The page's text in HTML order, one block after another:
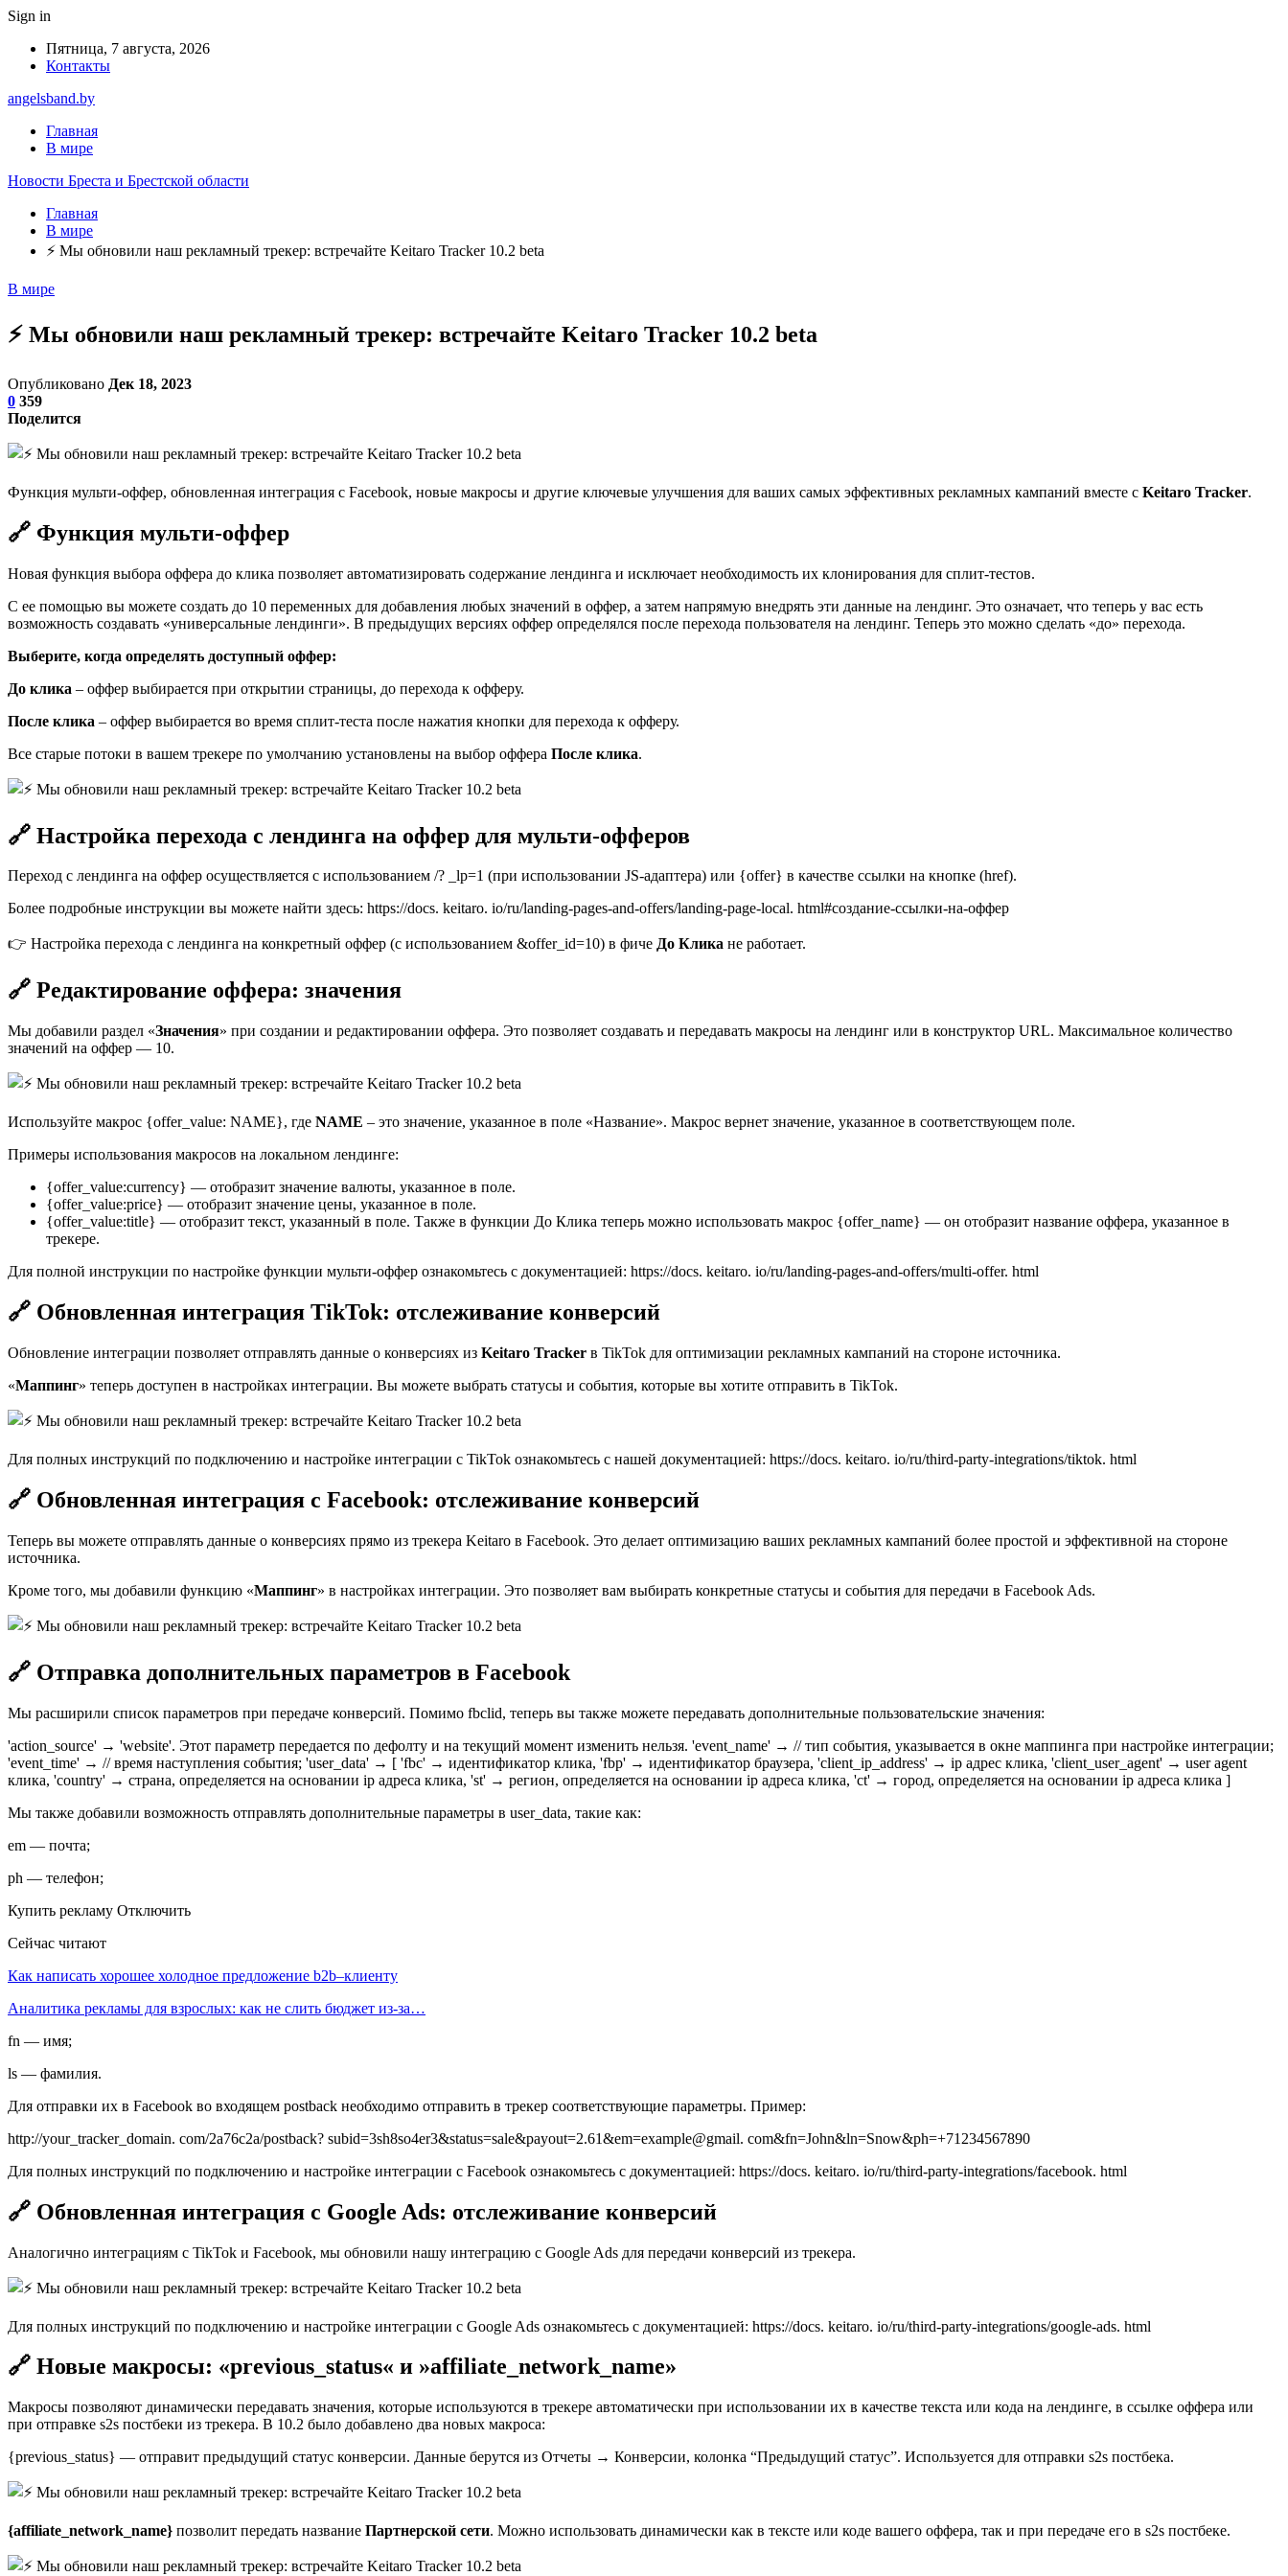
Sign in
Пятница, 7 августа, 2026
Контакты
angelsband.by
Главная
В мире
Новости Бреста и Брестской области
Главная
В мире
⚡ Мы обновили наш рекламный трекер: встречайте Keitaro Tracker 10.2 beta
В мире
⚡ Мы обновили наш рекламный трекер: встречайте Keitaro Tracker 10.2 beta
Опубликовано Дек 18, 2023
0 359
Поделится
Функция мульти-оффер, обновленная интеграция с Facebook, новые макросы и другие ключевые улучшения для ваших самых эффективных рекламных кампаний вместе с Keitaro Tracker.
🔗 Функция мульти-оффер
Новая функция выбора оффера до клика позволяет автоматизировать содержание лендинга и исключает необходимость их клонирования для сплит-тестов.
С ее помощью вы можете создать до 10 переменных для добавления любых значений в оффер, а затем напрямую внедрять эти данные на лендинг. Это означает, что теперь у вас есть
возможность создавать «универсальные лендинги». В предыдущих версиях оффер определялся после перехода пользователя на лендинг. Теперь это можно сделать «до» перехода.
Выберите, когда определять доступный оффер:
До клика – оффер выбирается при открытии страницы, до перехода к офферу.
После клика – оффер выбирается во время сплит-теста после нажатия кнопки для перехода к офферу.
Все старые потоки в вашем трекере по умолчанию установлены на выбор оффера После клика.
🔗 Настройка перехода с лендинга на оффер для мульти-офферов
Переход с лендинга на оффер осуществляется с использованием /? _lp=1 (при использовании JS-адаптера) или {offer} в качестве ссылки на кнопке (href).
Более подробные инструкции вы можете найти здесь: https://docs. keitaro. io/ru/landing-pages-and-offers/landing-page-local. html#создание-ссылки-на-оффер
👉 Настройка перехода с лендинга на конкретный оффер (с использованием &offer_id=10) в фиче До Клика не работает.
🔗 Редактирование оффера: значения
Мы добавили раздел «Значения» при создании и редактировании оффера. Это позволяет создавать и передавать макросы на лендинг или в конструктор URL. Максимальное количество
значений на оффер — 10.
Используйте макрос {offer_value: NAME}, где NAME – это значение, указанное в поле «Название». Макрос вернет значение, указанное в соответствующем поле.
Примеры использования макросов на локальном лендинге:
{offer_value:currency} — отобразит значение валюты, указанное в поле.
{offer_value:price} — отобразит значение цены, указанное в поле.
{offer_value:title} — отобразит текст, указанный в поле. Также в функции До Клика теперь можно использовать макрос {offer_name} — он отобразит название оффера, указанное в
трекере.
Для полной инструкции по настройке функции мульти-оффер ознакомьтесь с документацией: https://docs. keitaro. io/ru/landing-pages-and-offers/multi-offer. html
🔗 Обновленная интеграция TikTok: отслеживание конверсий
Обновление интеграции позволяет отправлять данные о конверсиях из Keitaro Tracker в TikTok для оптимизации рекламных кампаний на стороне источника.
«Маппинг» теперь доступен в настройках интеграции. Вы можете выбрать статусы и события, которые вы хотите отправить в TikTok.
Для полных инструкций по подключению и настройке интеграции с TikTok ознакомьтесь с нашей документацией: https://docs. keitaro. io/ru/third-party-integrations/tiktok. html
🔗 Обновленная интеграция с Facebook: отслеживание конверсий
Теперь вы можете отправлять данные о конверсиях прямо из трекера Keitaro в Facebook. Это делает оптимизацию ваших рекламных кампаний более простой и эффективной на стороне
источника.
Кроме того, мы добавили функцию «Маппинг» в настройках интеграции. Это позволяет вам выбирать конкретные статусы и события для передачи в Facebook Ads.
🔗 Отправка дополнительных параметров в Facebook
Мы расширили список параметров при передаче конверсий. Помимо fbclid, теперь вы также можете передавать дополнительные пользовательские значения:
'action_source' → 'website'. Этот параметр передается по дефолту и на текущий момент изменить нельзя. 'event_name' → // тип события, указывается в окне маппинга при настройке интеграции;
'event_time' → // время наступления события; 'user_data' → [ 'fbc' → идентификатор клика, 'fbp' → идентификатор браузера, 'client_ip_address' → ip адрес клика, 'client_user_agent' → user agent
клика, 'country' → страна, определяется на основании ip адреса клика, 'st' → регион, определяется на основании ip адреса клика, 'ct' → город, определяется на основании ip адреса клика ]
Мы также добавили возможность отправлять дополнительные параметры в user_data, такие как:
em — почта;
ph — телефон;
Купить рекламу Отключить
Сейчас читают
Как написать хорошее холодное предложение b2b–клиенту
Аналитика рекламы для взрослых: как не слить бюджет из-за…
fn — имя;
ls — фамилия.
Для отправки их в Facebook во входящем postback необходимо отправить в трекер соответствующие параметры. Пример:
http://your_tracker_domain. com/2a76c2a/postback? subid=3sh8so4er3&status=sale&payout=2.61&em=example@gmail. com&fn=John&ln=Snow&ph=+71234567890
Для полных инструкций по подключению и настройке интеграции с Facebook ознакомьтесь с документацией: https://docs. keitaro. io/ru/third-party-integrations/facebook. html
🔗 Обновленная интеграция с Google Ads: отслеживание конверсий
Аналогично интеграциям с TikTok и Facebook, мы обновили нашу интеграцию с Google Ads для передачи конверсий из трекера.
Для полных инструкций по подключению и настройке интеграции с Google Ads ознакомьтесь с документацией: https://docs. keitaro. io/ru/third-party-integrations/google-ads. html
🔗 Новые макросы: «previous_status« и »affiliate_network_name»
Макросы позволяют динамически передавать значения, которые используются в трекере автоматически при использовании их в качестве текста или кода на лендинге, в ссылке оффера или
при отправке s2s постбеки из трекера. В 10.2 было добавлено два новых макроса:
{previous_status} — отправит предыдущий статус конверсии. Данные берутся из Отчеты → Конверсии, колонка “Предыдущий статус”. Используется для отправки s2s постбека.
{affiliate_network_name} позволит передать название Партнерской сети. Можно использовать динамически как в тексте или коде вашего оффера, так и при передаче его в s2s постбеке.